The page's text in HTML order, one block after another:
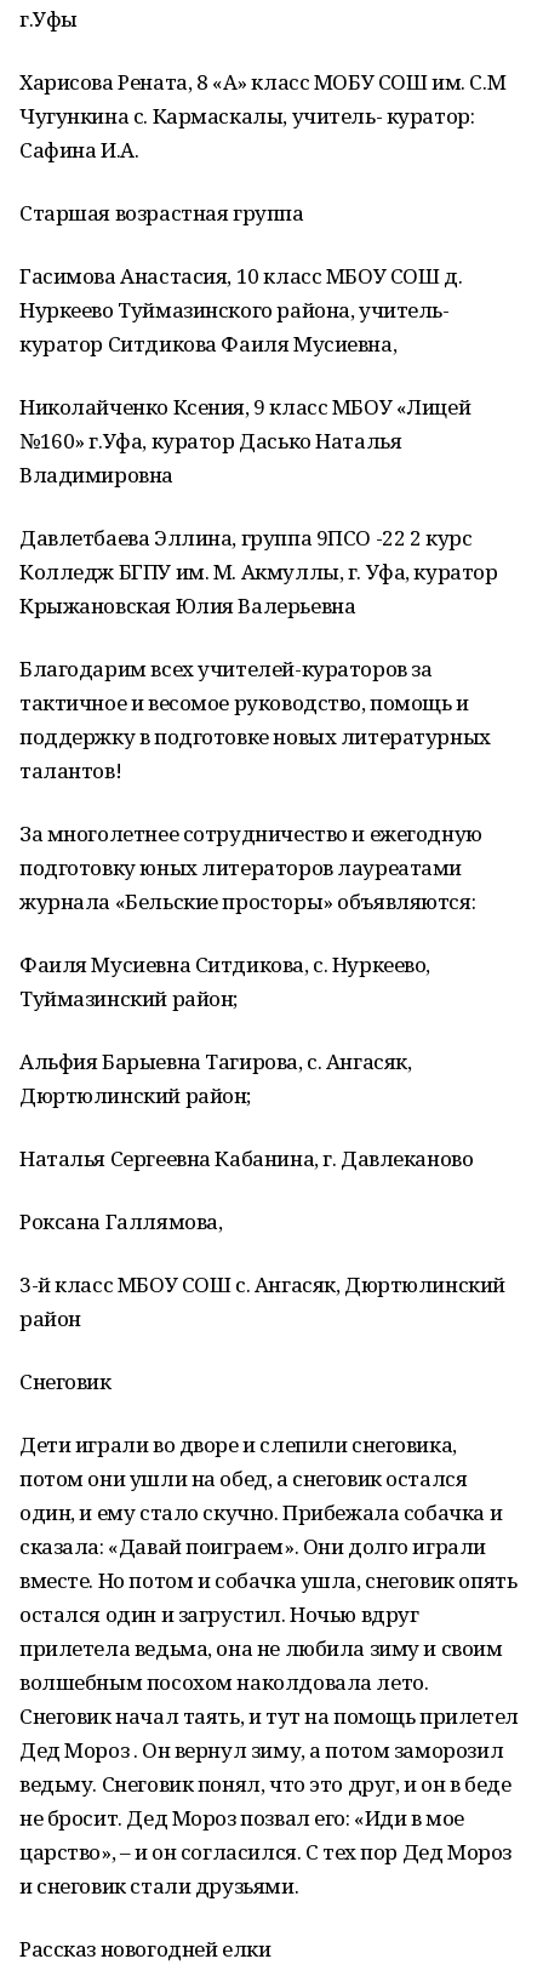
г.Уфы
Харисова Рената, 8 «А» класс МОБУ СОШ им. С.М
Чугункина с. Кармаскалы, учитель- куратор:
Сафина И.А.
Старшая возрастная группа
Гасимова Анастасия, 10 класс МБОУ СОШ д.
Нуркеево Туймазинского района, учитель-
куратор Ситдикова Фаиля Мусиевна,
Николайченко Ксения, 9 класс МБОУ «Лицей
№160» г.Уфа, куратор Дасько Наталья
Владимировна
Давлетбаева Эллина, группа 9ПСО -22 2 курс
Колледж БГПУ им. М. Акмуллы, г. Уфа, куратор
Крыжановская Юлия Валерьевна
Благодарим всех учителей-кураторов за
тактичное и весомое руководство, помощь и
поддержку в подготовке новых литературных
талантов!
За многолетнее сотрудничество и ежегодную
подготовку юных литераторов лауреатами
журнала «Бельские просторы» объявляются:
Фаиля Мусиевна Ситдикова, с. Нуркеево,
Туймазинский район;
Альфия Барыевна Тагирова, с. Ангасяк,
Дюртюлинский район;
Наталья Сергеевна Кабанина, г. Давлеканово
Роксана Галлямова,
3-й класс МБОУ СОШ с. Ангасяк, Дюртюлинский
район
Снеговик
Дети играли во дворе и слепили снеговика,
потом они ушли на обед, а снеговик остался
один, и ему стало скучно. Прибежала собачка и
сказала: «Давай поиграем». Они долго играли
вместе. Но потом и собачка ушла, снеговик опять
остался один и загрустил. Ночью вдруг
прилетела ведьма, она не любила зиму и своим
волшебным посохом наколдовала лето.
Снеговик начал таять, и тут на помощь прилетел
Дед Мороз . Он вернул зиму, а потом заморозил
ведьму. Снеговик понял, что это друг, и он в беде
не бросит. Дед Мороз позвал его: «Иди в мое
царство», – и он согласился. С тех пор Дед Мороз
и снеговик стали друзьями.
Рассказ новогодней елки